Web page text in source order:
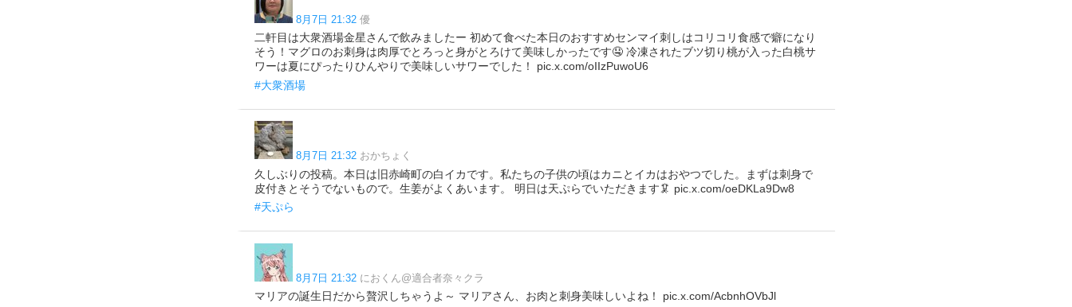
8月7日 21:32 優
二軒目は大衆酒場金星さんで飲みましたー 初めて食べた本日のおすすめセンマイ刺しはコリコリ食感で癖になり
そう！マグロのお刺身は肉厚でとろっと身がとろけて美味しかったです🤤 冷凍されたブツ切り桃が入った白桃サ
ワーは夏にぴったりひんやりで美味しいサワーでした！ pic.x.com/oIIzPuwoU6
#大衆酒場
8月7日 21:32 おかちょく
久しぶりの投稿。本日は旧赤崎町の白イカです。私たちの子供の頃はカニとイカはおやつでした。まずは刺身で
皮付きとそうでないもので。生姜がよくあいます。 明日は天ぷらでいただきます🦑 pic.x.com/oeDKLa9Dw8
#天ぷら
8月7日 21:32 におくん@適合者奈々クラ
マリアの誕生日だから贅沢しちゃうよ～ マリアさん、お肉と刺身美味しいよね！ pic.x.com/AcbnhOVbJl